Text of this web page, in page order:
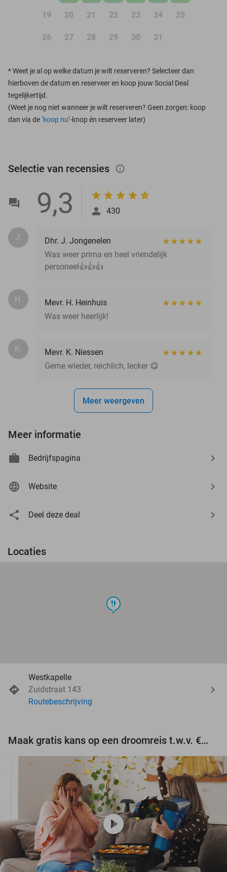
19 20 21 22 23 24 25
26 27 28 29 30 31
*Weet je al op welke datum je wilt reserveren? Selecteer dan
hierboven de datum en reserveer en koop jouw Social Deal
tegelijkertijd.
(Weet je nog niet wanneer je wilt reserveren? Geen zorgen: koop
dan via de ‘koop nu’-knop én reserveer later)
Selectie van recensies info_outlined
9,3 430
J.
Dhr. J. Jongenelen
Was weer prima en heel vriendelijk
personeel👍👍👍
H.
Mevr. H. Heinhuis
Was weer heerlijk!
K.
Mevr. K. Niessen
Gerne wieder, reichlich, lecker 😋
Meer weergeven
Meer informatie
Bedrijfspagina
Website
Deel deze deal
Locaties
food
Westkapelle
Zuidstraat 143
Routebeschrijving
Maak gratis kans op een droomreis t.w.v. €3.000!
play_circle